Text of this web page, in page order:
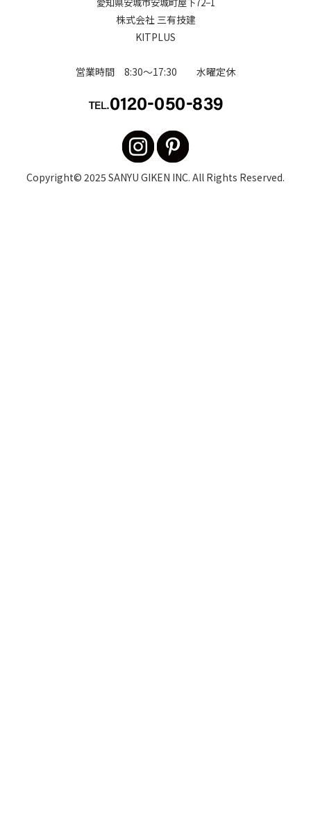
愛知県安城市安城町屋下72−1
株式会社 三有技建
KITPLUS
営業時間 8:30～17:30 水曜定休
Copyright© 2025 SANYU GIKEN INC. All Rights Reserved.